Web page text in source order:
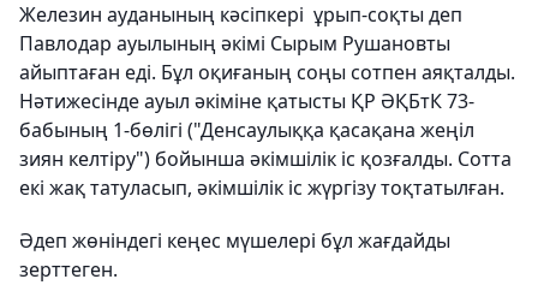
Железин ауданының кәсіпкері ұрып-соқты деп
Павлодар ауылының әкімі Сырым Рушановты
айыптаған еді. Бұл оқиғаның соңы сотпен аяқталды.
Нәтижесінде ауыл әкіміне қатысты ҚР ӘҚБтК 73-
бабының 1-бөлігі ("Денсаулыққа қасақана жеңіл
зиян келтіру") бойынша әкімшілік іс қозғалды. Сотта
екі жақ татуласып, әкімшілік іс жүргізу тоқтатылған.
Әдеп жөніндегі кеңес мүшелері бұл жағдайды
зерттеген.